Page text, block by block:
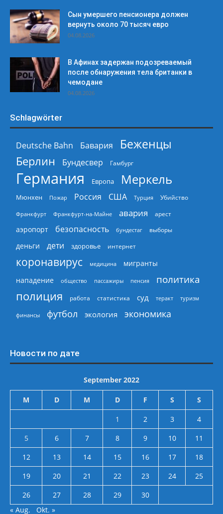
Сын умершего пенсионера должен
вернуть около 70 тысяч евро
04.08.2026
В Афинах задержан подозреваемый
после обнаружения тела британки в
чемодане
04.08.2026
Schlagwörter
Deutsche Bahn Бавария
Беженцы
Берлин
Бундесвер Гамбург
Германия Европа Меркель
Мюнхен Пожар Россия США Турция Убийство
Франкфурт Франкфурт-на-Майне авария арест
аэропорт безопасность бундестаг выборы
деньги дети здоровье интернет
коронавирус медицина
мигранты
нападение
общество пассажиры пенсия политика
полиция работа статистика суд теракт туризм
финансы футбол экология экономика
Новости по дате
September 2022
M D M D F S S
1 2 3
4
5
6 7 8 9 10
11
12
13 14 15 16 17
18
19
20 21 22 23 24
25
26
27 28 29
30
« Aug.
Okt. »